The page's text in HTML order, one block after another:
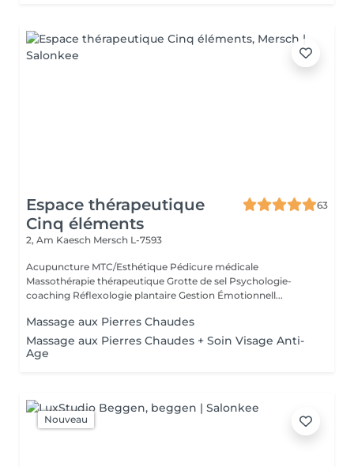
Espace thérapeutique
Cinq éléments
63
2, Am Kaesch Mersch L-7593
Acupuncture MTC/Esthétique Pédicure médicale
Massothérapie thérapeutique Grotte de sel Psychologie-
coaching Réflexologie plantaire Gestion Émotionnell...
Massage aux Pierres Chaudes
Massage aux Pierres Chaudes + Soin Visage Anti-
Age
Nouveau